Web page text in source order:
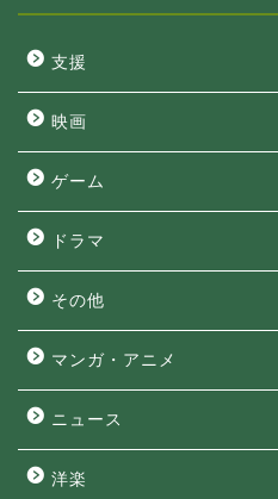
支援
映画
ゲーム
ドラマ
その他
マンガ・アニメ
ニュース
洋楽